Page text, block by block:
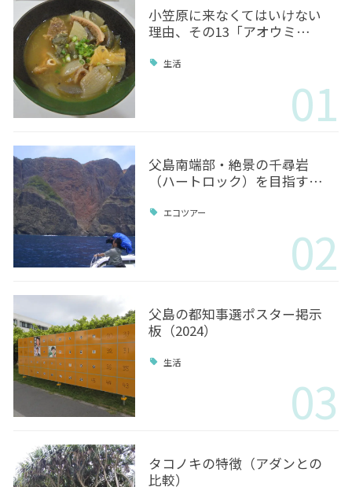
小笠原に来なくてはいけない
理由、その13「アオウミ…
生活
01
父島南端部・絶景の千尋岩
（ハートロック）を目指す…
エコツアー
02
父島の都知事選ポスター掲示
板（2024）
生活
03
タコノキの特徴（アダンとの
比較）